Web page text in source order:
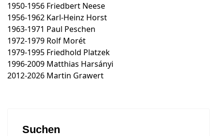
1950-1956 Friedbert Neese
1956-1962 Karl-Heinz Horst
1963-1971 Paul Peschen
1972-1979 Rolf Morét
1979-1995 Friedhold Platzek
1996-2009 Matthias Harsányi
2012-2026 Martin Grawert
Suchen